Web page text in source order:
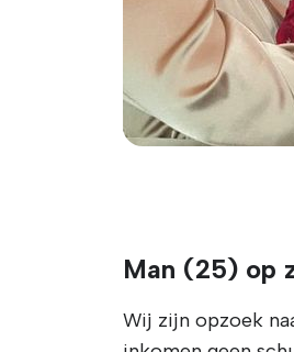
Man (25) op
Wij zijn opzoek